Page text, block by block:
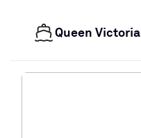
Queen Victoria